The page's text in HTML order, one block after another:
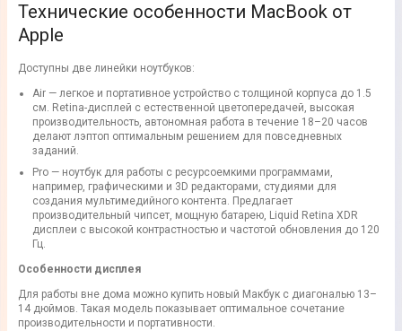
Технические особенности MacBook от
Apple
Доступны две линейки ноутбуков:
Air — легкое и портативное устройство с толщиной корпуса до 1.5
см. Retina-дисплей с естественной цветопередачей, высокая
производительность, автономная работа в течение 18–20 часов
делают лэптоп оптимальным решением для повседневных
заданий.
Pro — ноутбук для работы с ресурсоемкими программами,
например, графическими и 3D редакторами, студиями для
создания мультимедийного контента. Предлагает
производительный чипсет, мощную батарею, Liquid Retina XDR
дисплеи с высокой контрастностью и частотой обновления до 120
Гц.
Особенности дисплея
Для работы вне дома можно купить новый Макбук с диагональю 13–
14 дюймов. Такая модель показывает оптимальное сочетание
производительности и портативности.